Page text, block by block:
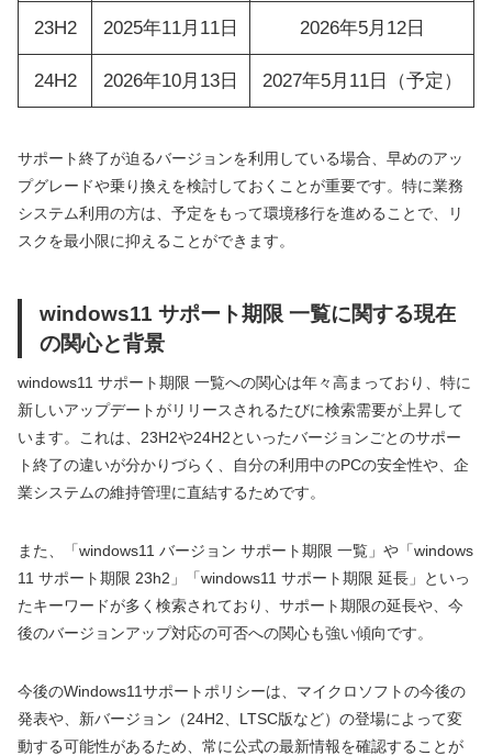
23H2 2025年11月11日 2026年5月12日
24H2 2026年10月13日 2027年5月11日（予定）
サポート終了が迫るバージョンを利用している場合、早めのアッ
プグレードや乗り換えを検討しておくことが重要です。特に業務
システム利用の方は、予定をもって環境移行を進めることで、リ
スクを最小限に抑えることができます。
windows11 サポート期限 一覧に関する現在
の関心と背景
windows11 サポート期限 一覧への関心は年々高まっており、特に
新しいアップデートがリリースされるたびに検索需要が上昇して
います。これは、23H2や24H2といったバージョンごとのサポー
ト終了の違いが分かりづらく、自分の利用中のPCの安全性や、企
業システムの維持管理に直結するためです。
また、「windows11 バージョン サポート期限 一覧」や「windows
11 サポート期限 23h2」「windows11 サポート期限 延長」といっ
たキーワードが多く検索されており、サポート期限の延長や、今
後のバージョンアップ対応の可否への関心も強い傾向です。
今後のWindows11サポートポリシーは、マイクロソフトの今後の
発表や、新バージョン（24H2、LTSC版など）の登場によって変
動する可能性があるため、常に公式の最新情報を確認することが